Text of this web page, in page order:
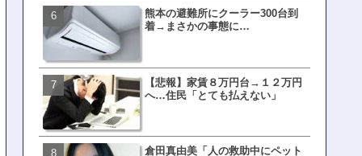
熊本の避難所にクーラー300台到
着→まさかの事態に…
【悲報】家賃８万円台→１２万円
へ…住民「とても払えない」
倉田真由美「人の救助中にペット
ネット民、橋本愛の５年前
を発掘→再炎上へｗｗｗｗｗ
福岡テレビ局にとんでもな
アナが入社してしまうｗｗｗ
【衝撃】三笘が事故った時